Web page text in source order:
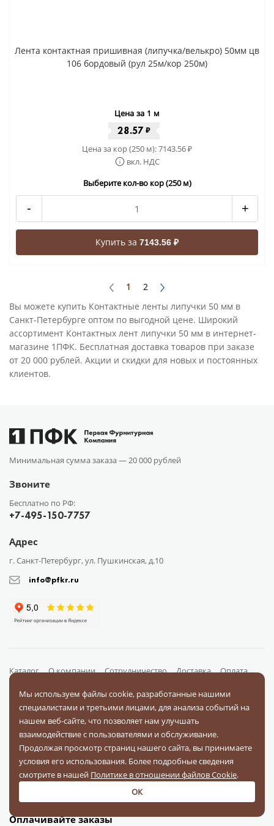
Лента контактная пришивная (липучка/велькро) 50мм цв
106 бордовый (рул 25м/кор 250м)
Цена за 1 м
28.57₽
Цена за кор (250 м):7143.56₽
вкл. НДС
Выберите кол-во кор (250 м)
- +
Купить за 7143.56 ₽
1
2
Вы можете купить Контактные ленты липучки 50 мм в
Санкт-Петербурге оптом по выгодной цене. Широкий
ассортимент Контактных лент липучки 50 мм в интернет-
магазине 1ПФК. Бесплатная доставка товаров при заказе
от 20 000 рублей. Акции и скидки для новых и постоянных
клиентов.
Минимальная сумма заказа —20 000 рублей
Звоните
Бесплатно по РФ:
+7-495-150-7757
Адрес
г. Санкт-Петербург, ул. Пушкинская, д.10
info@pfkr.ru
Каталог О компании Сотрудничество Доставка
Оплата
Оплачивайте заказы
На связи в соц. сетях
Мы используем файлы cookie, разработанные нашими
специалистами и третьими лицами, для анализа событий на
нашем веб-сайте, что позволяет нам улучшать
взаимодействие с пользователями и обслуживание.
Продолжая просмотр страниц нашего сайта, вы принимаете
условия его использования. Более подробные сведения
смотрите в нашей Политике в отношении файлов Cookie.
ОК